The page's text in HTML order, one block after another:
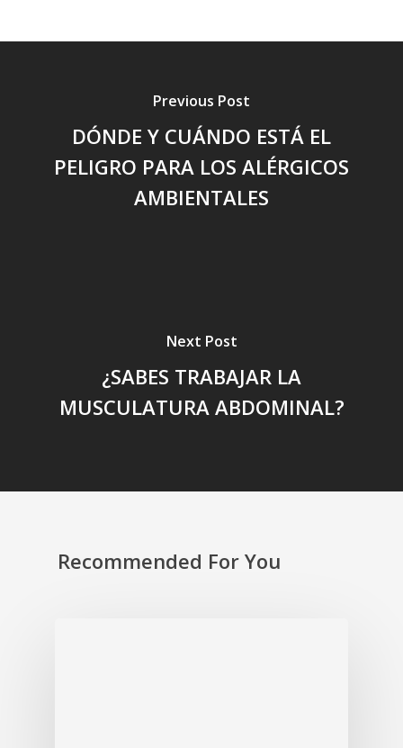
Previous Post
DÓNDE Y CUÁNDO ESTÁ EL
PELIGRO PARA LOS ALÉRGICOS
AMBIENTALES
Next Post
¿SABES TRABAJAR LA
MUSCULATURA ABDOMINAL?
Recommended For You